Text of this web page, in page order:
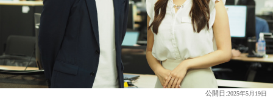
公開日:2025年5月19日